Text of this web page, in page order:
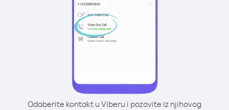
Odaberite kontakt u Viberu i pozovite iz njihovog